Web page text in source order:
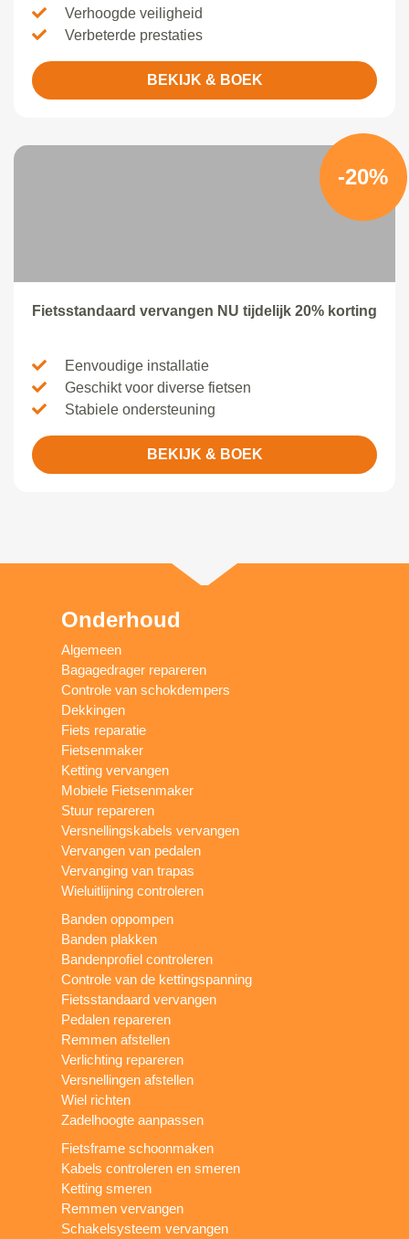
Verhoogde veiligheid
Verbeterde prestaties
BEKIJK & BOEK
-20%
Fietsstandaard vervangen NU tijdelijk 20% korting
Eenvoudige installatie
Geschikt voor diverse fietsen
Stabiele ondersteuning
BEKIJK & BOEK
Onderhoud
Algemeen
Bagagedrager repareren
Controle van schokdempers
Dekkingen
Fiets reparatie
Fietsenmaker
Ketting vervangen
Mobiele Fietsenmaker
Stuur repareren
Versnellingskabels vervangen
Vervangen van pedalen
Vervanging van trapas
Wieluitlijning controleren
Banden oppompen
Banden plakken
Bandenprofiel controleren
Controle van de kettingspanning
Fietsstandaard vervangen
Pedalen repareren
Remmen afstellen
Verlichting repareren
Versnellingen afstellen
Wiel richten
Zadelhoogte aanpassen
Fietsframe schoonmaken
Kabels controleren en smeren
Ketting smeren
Remmen vervangen
Schakelsysteem vervangen